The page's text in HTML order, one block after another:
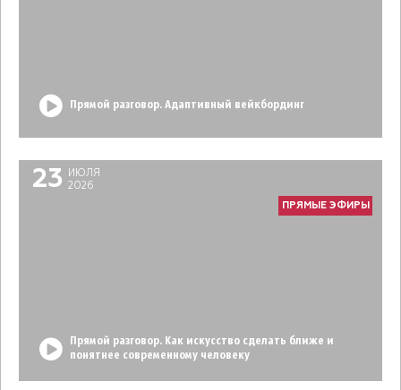
Прямой разговор. Адаптивный вейкбординг
23
ИЮЛЯ
2026
ПРЯМЫЕ ЭФИРЫ
Прямой разговор. Как искусство сделать ближе и
понятнее современному человеку